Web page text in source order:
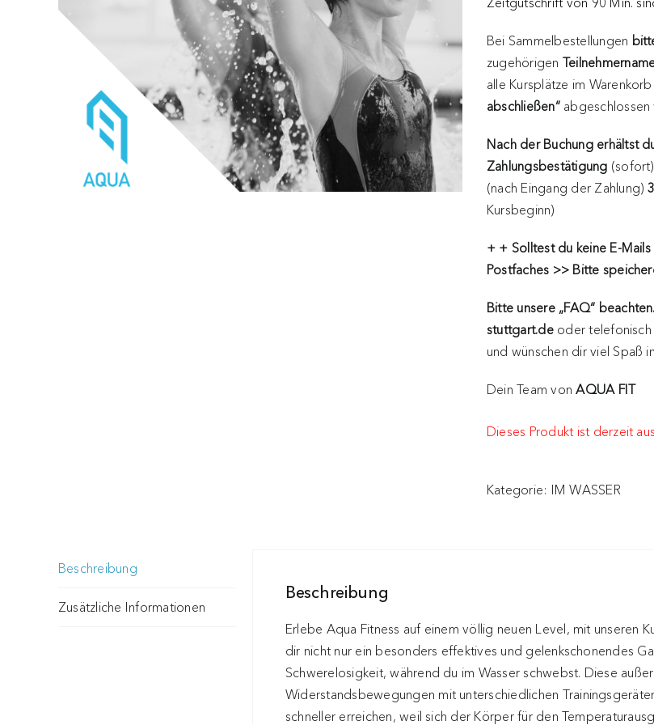
Bei Sammelbestellungen
zugehörigen
alle Kursplätze im
abschließen“abgeschlossen
Nach der Buchung erhältst
Zahlungsbestätigung (sofort)
(nach Eingang der Zahlung)
Kursbeginn)
+ + Solltest du keine E-Mails
Postfaches >> Bitte
Bitte unsere „FAQ“ beachten.
stuttgart.deoder telefonisch
und wünschen dir viel Spaß
Dein Team vonAQUA FIT
Dieses Produkt ist derzeit
Kategorie: IM WASSER
Beschreibung
Zusätzliche Informationen
Beschreibung
Erlebe Aqua Fitness auf einem völlig neuen Level, mit unseren
dir nicht nur ein besonders effektives und gelenkschonendes
Schwerelosigkeit, während du im Wasser schwebst. Diese
Widerstandsbewegungen mit unterschiedlichen
schneller erreichen, weil sich der Körper für den